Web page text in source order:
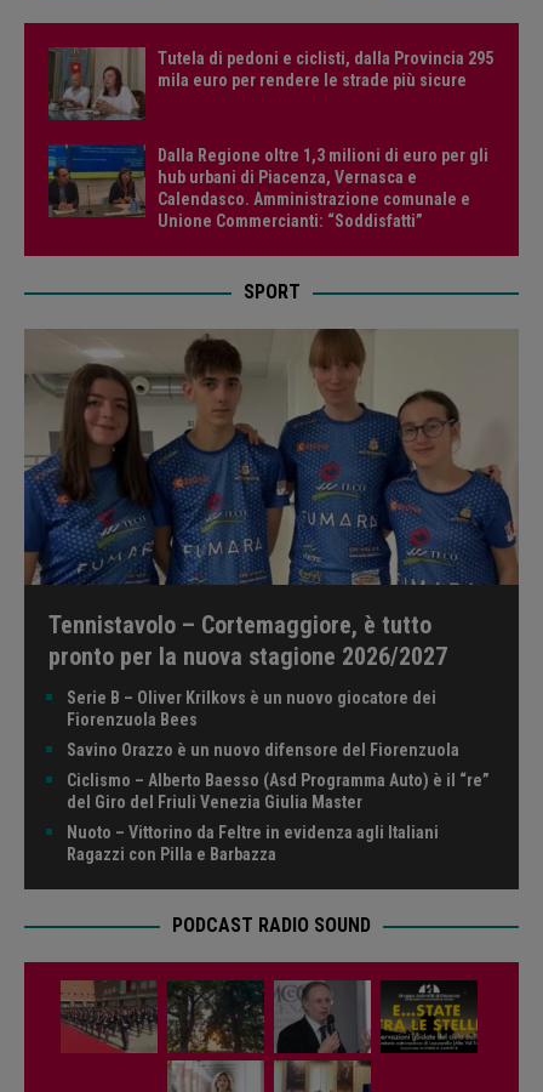
Tutela di pedoni e ciclisti, dalla Provincia 295
mila euro per rendere le strade più sicure
Dalla Regione oltre 1,3 milioni di euro per gli
hub urbani di Piacenza, Vernasca e
Calendasco. Amministrazione comunale e
Unione Commercianti: “Soddisfatti”
SPORT
Tennistavolo – Cortemaggiore, è tutto
pronto per la nuova stagione 2026/2027
Serie B – Oliver Krilkovs è un nuovo giocatore dei
Fiorenzuola Bees
Savino Orazzo è un nuovo difensore del Fiorenzuola
Ciclismo – Alberto Baesso (Asd Programma Auto) è il “re”
del Giro del Friuli Venezia Giulia Master
Nuoto – Vittorino da Feltre in evidenza agli Italiani
Ragazzi con Pilla e Barbazza
PODCAST RADIO SOUND